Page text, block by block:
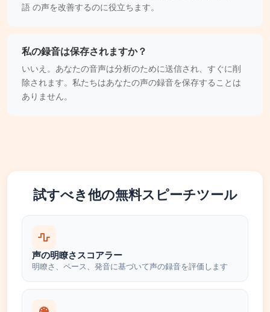
語 の声を改善するのに役立ちます。
私の録音は保存されますか？
いいえ。あなたの音声は分析のために送信され、すぐに削
除されます。私たちはあなたの声の録音を保存することは
ありません。
試すべき他の無料スピーチツール
声の明瞭さスコアラー
明瞭さ、ペース、発音に基づいて声の録音を評価します